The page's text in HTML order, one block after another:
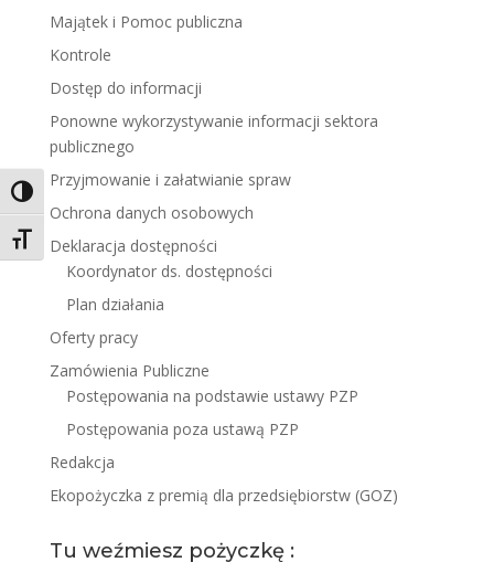
Toggle High Contrast
Toggle Font size
Majątek i Pomoc publiczna
Kontrole
Dostęp do informacji
Ponowne wykorzystywanie informacji sektora
publicznego
Przyjmowanie i załatwianie spraw
Ochrona danych osobowych
Deklaracja dostępności
Koordynator ds. dostępności
Plan działania
Oferty pracy
Zamówienia Publiczne
Postępowania na podstawie ustawy PZP
Postępowania poza ustawą PZP
Redakcja
Ekopożyczka z premią dla przedsiębiorstw (GOZ)
Tu weźmiesz pożyczkę :